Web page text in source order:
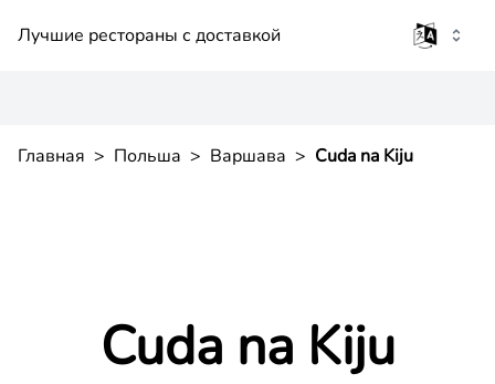
Лучшие рестораны с доставкой
Главная > Польша > Варшава > Cuda na Kiju
Cuda na Kiju